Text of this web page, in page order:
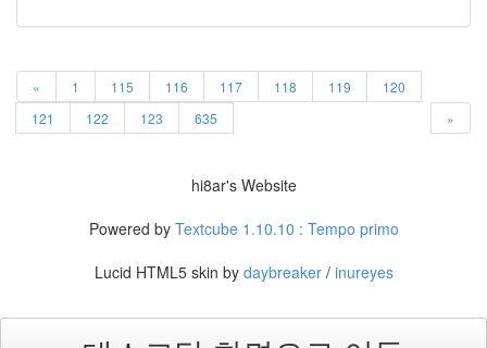
« 1 115 116 117 118 119
120
121
122 123 635 »
hi8ar's Website
Powered by Textcube 1.10.10 : Tempo primo
Lucid HTML5 skin by daybreaker/ inureyes